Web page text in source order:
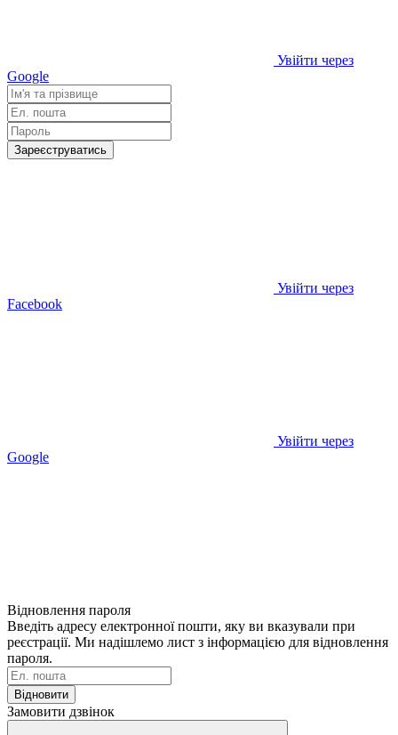
Увійти через
Google
Зареєструватись
Увійти через
Facebook
Увійти через
Google
Відновлення пароля
Введіть адресу електронної пошти, яку ви вказували при
реєстрації. Ми надішлемо лист з інформацією для відновлення
пароля.
Відновити
Замовити дзвінок